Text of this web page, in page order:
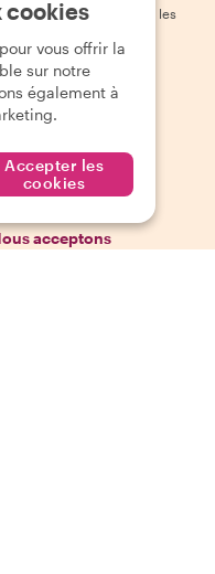
générales pour les
notre
application
Play Store
acceptons
cookies
vous offrir la
sur notre
également à
Accepter les
cookies